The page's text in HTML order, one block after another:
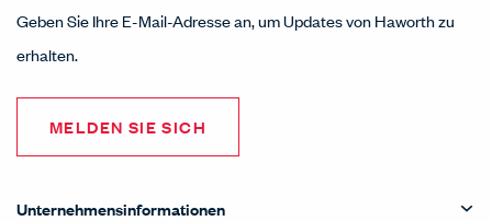
Geben Sie Ihre E-Mail-Adresse an, um Updates von Haworth zu
erhalten.
MELDEN SIE SICH
Unternehmensinformationen